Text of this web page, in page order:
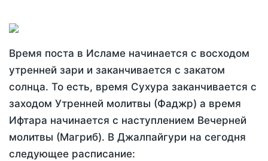
Время поста в Исламе начинается с восходом
утренней зари и заканчивается с закатом
солнца. То есть, время Сухура заканчивается с
заходом Утренней молитвы (Фаджр) а время
Ифтара начинается с наступлением Вечерней
молитвы (Магриб). В Джалпайгури на сегодня
следующее расписание: